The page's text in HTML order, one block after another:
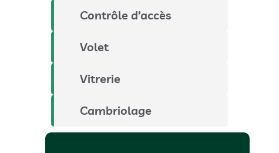
Contrôle d’accès
Volet
Vitrerie
Cambriolage